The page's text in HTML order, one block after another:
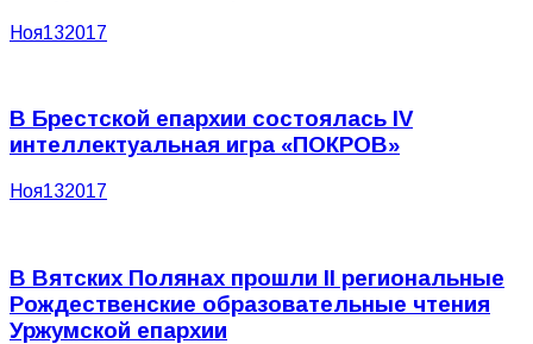
Ноя132017
В Брестской епархии состоялась IV
интеллектуальная игра «ПОКРОВ»
Ноя132017
В Вятских Полянах прошли II региональные
Рождественские образовательные чтения
Уржумской епархии